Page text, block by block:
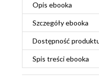
Opis ebooka
Szczegółyebooka
Dostępność
Spis treściebooka